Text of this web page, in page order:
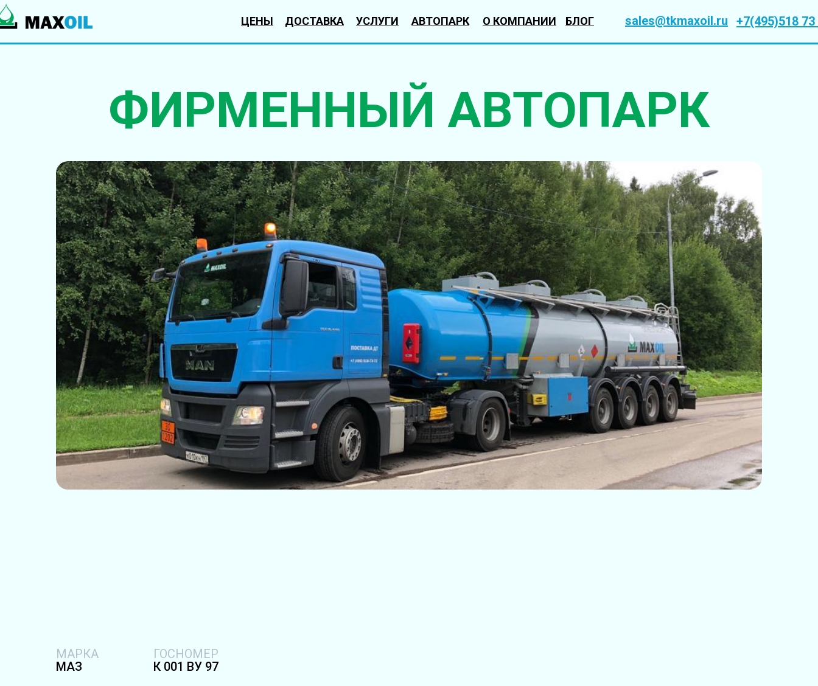
ЦЕНЫ ДОСТАВКА УСЛУГИ АВТОПАРК О КОМПАНИИ БЛОГ sales@tkmaxoil.ru +7(495)518 73
ФИРМЕННЫЙ АВТОПАРК
МАРКА
ГОСНОМЕР
MAЗ
К 001 ВУ 97